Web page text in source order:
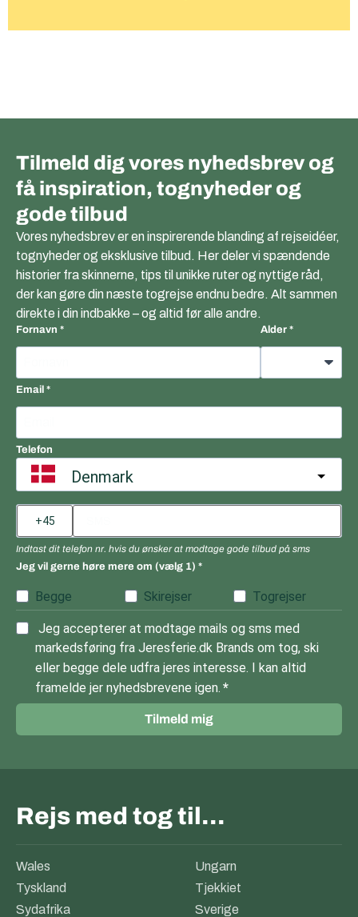
Tilmeld dig vores nyhedsbrev og
få inspiration, tognyheder og
gode tilbud
Vores nyhedsbrev er en inspirerende blanding af rejseidéer,
tognyheder og eksklusive tilbud. Her deler vi spændende
historier fra skinnerne, tips til unikke ruter og nyttige råd,
der kan gøre din næste togrejse endnu bedre. Alt sammen
direkte i din indbakke – og altid før alle andre.
Fornavn Alder
Email
Telefon
Denmark
Indtast dit telefon nr. hvis du ønsker at modtage gode tilbud på sms
Jeg vil gerne høre mere om (vælg 1)
Begge Skirejser Togrejser
Jeg accepterer at modtage mails og sms med
markedsføring fra Jeresferie.dk Brands om tog, ski
eller begge dele udfra jeres interesse. I kan altid
framelde jer nyhedsbrevene igen.
Tilmeld mig
Rejs med tog til…
Wales
Ungarn
Tyskland
Tjekkiet
Sydafrika
Sverige